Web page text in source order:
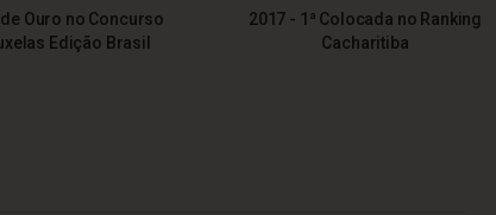
Ouro no Concurso
Edição Brasil
2017 - 1ª Colocada no Ranking
Cacharitiba